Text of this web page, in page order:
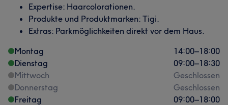
Expertise: Haarcolorationen.
Produkte und Produktmarken: Tigi.
Extras: Parkmöglichkeiten direkt vor dem Haus.
Montag
14:00–18:00
Dienstag
09:00–18:30
Mittwoch
Geschlossen
Donnerstag
Geschlossen
Freitag
09:00–18:00